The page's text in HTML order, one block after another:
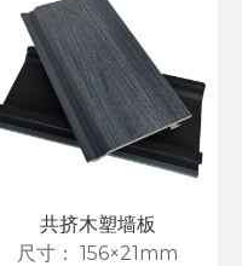
共挤木塑墙板
尺寸： 156×21mm